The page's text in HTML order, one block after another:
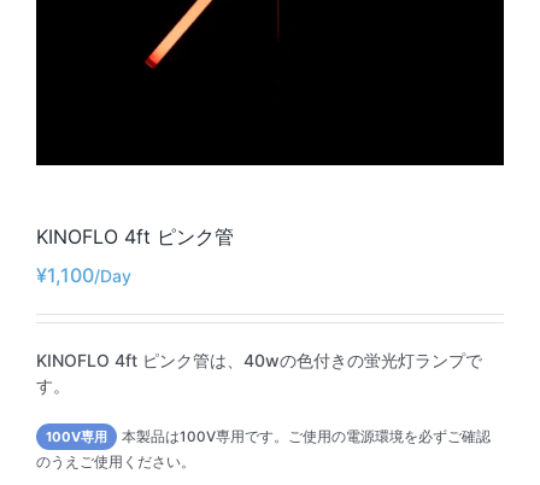
KINOFLO 4ft ピンク管
¥1,100
KINOFLO 4ft ピンク管は、40wの色付きの蛍光灯ランプで
す。
100V専用
本製品は100V専用です。ご使用の電源環境を必ずご確認
のうえご使用ください。